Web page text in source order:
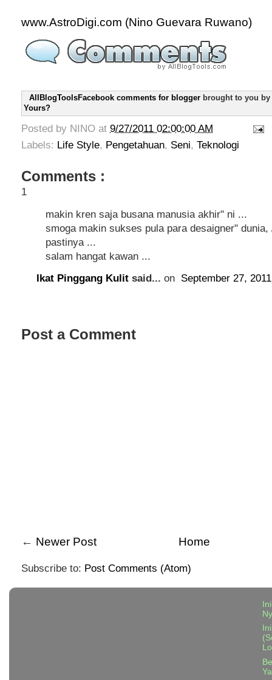
www.AstroDigi.com (Nino Guevara Ruwano)
AllBlogToolsFacebook comments for blogger brought to you by
Yours?
Posted by NINO at 9/27/2011 02:00:00 AM
Labels: Life Style, Pengetahuan, Seni, Teknologi
Comments :
1
makin kren saja busana manusia akhir" ni ...
smoga makin sukses pula para desaigner"
pastinya ...
salam hangat kawan ...
Ikat Pinggang Kulit said... on September 27,
Post a Comment
← Newer Post Home
Subscribe to: Post Comments (Atom)